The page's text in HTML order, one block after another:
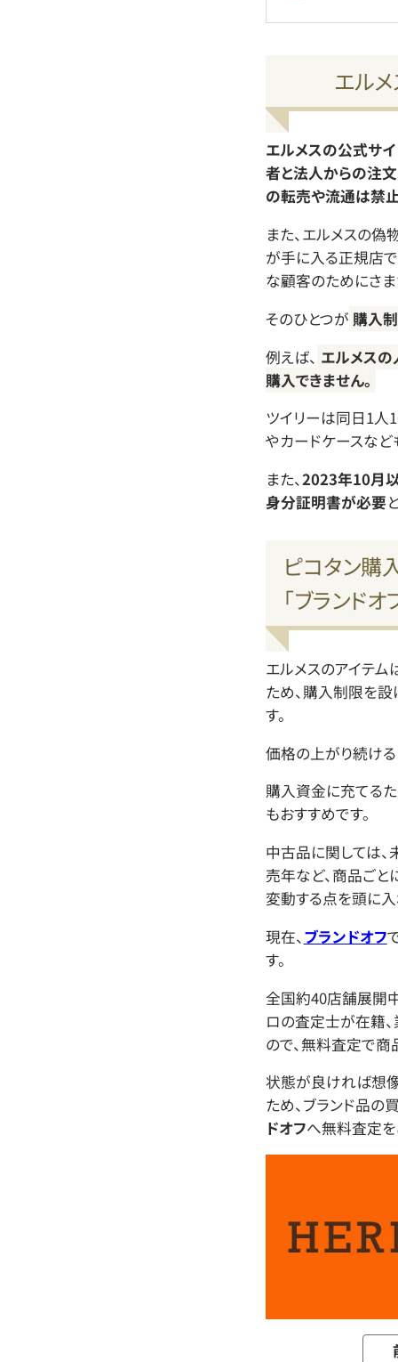
エル
エルメスの公式サ
者と法人からの注
の転売や流通は禁
また、エルメスの偽
が手に入る正規店
な顧客のためにさ
そのひとつが 購入
例えば、 エルメスの
購入できません。
ツイリーは同日1人
やカードケースなど
また、2023年10月
身分証明書が必要
ピコタン購
「ブランドオ
エルメスのアイテ
ため、購入制限を
す。
価格の上がり続ける
購入資金に充てる
もおすすめです。
中古品に関しては、
売年など、商品ご
変動する点を頭に入
現在、ブランドオフ
す。
全国約40店舗展開
ロの査定士が在籍
ので、無料査定で商
状態が良ければ想
ため、ブランド品
ドオフへ無料査定を